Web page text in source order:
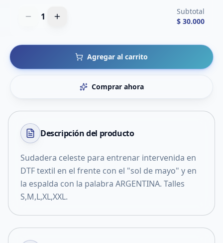
1
Subtotal
$ 30.000
Agregar al carrito
Comprar ahora
Descripción del producto
Sudadera celeste para entrenar intervenida en
DTF textil en el frente con el "sol de mayo" y en
la espalda con la palabra ARGENTINA. Talles
S,M,L,XL,XXL.